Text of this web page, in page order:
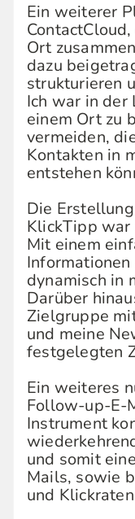
Ein weiterer
Ort
dazu
strukturieren
Ich war in der
einem Ort zu
vermeiden,
Kontakten in
entstehen
Die
KlickTipp war
Mit einem
dynamisch in
Darüber
Zielgruppe
und meine
festgelegten
Ein weiteres
Follow-up-E-
Instrument
und somit
Mails, sowie
und